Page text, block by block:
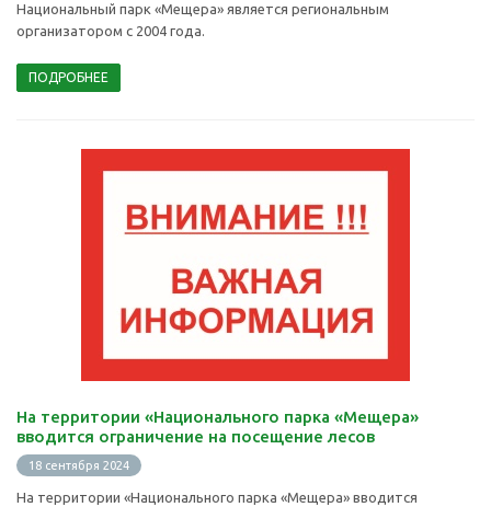
Национальный парк «Мещера» является региональным
организатором с 2004 года.
ПОДРОБНЕЕ
На территории «Национального парка «Мещера»
вводится ограничение на посещение лесов
18 сентября 2024
На территории «Национального парка «Мещера» вводится